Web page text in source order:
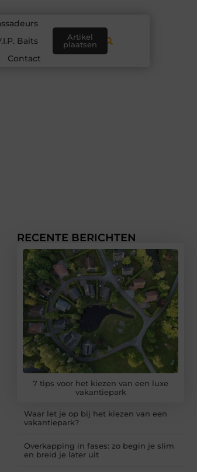
Baits
Contact
Artikel
plaatsen
RECENTE BERICHTEN
7 tips voor het kiezen van een luxe
vakantiepark
Waar let je op bij het kiezen van een
vakantiepark?
Overkapping in fases: zo begin je slim
en breid je later uit